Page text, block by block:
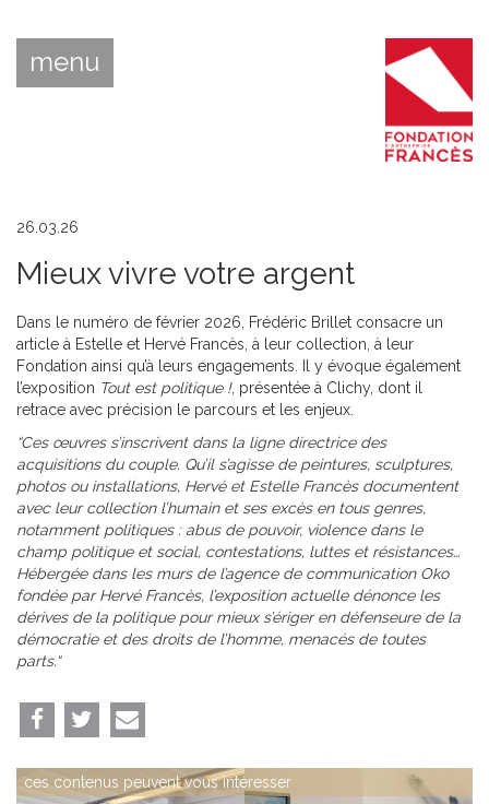
menu
26.03.26
Mieux vivre votre argent
Dans le numéro de février 2026, Frédéric Brillet consacre un
article à Estelle et Hervé Francès, à leur collection, à leur
Fondation ainsi qu’à leurs engagements. Il y évoque également
l’exposition Tout est politique !, présentée à Clichy, dont il
retrace avec précision le parcours et les enjeux.
“Ces œuvres s’inscrivent dans la ligne directrice des
acquisitions du couple. Qu’il s’agisse de peintures, sculptures,
photos ou installations, Hervé et Estelle Francès documentent
avec leur collection l’humain et ses excès en tous genres,
notamment politiques : abus de pouvoir, violence dans le
champ politique et social, contestations, luttes et résistances…
Hébergée dans les murs de l’agence de communication Oko
fondée par Hervé Francès, l’exposition actuelle dénonce les
dérives de la politique pour mieux s’ériger en défenseure de la
démocratie et des droits de l’homme, menacés de toutes
parts.“
ces contenus peuvent vous intéresser